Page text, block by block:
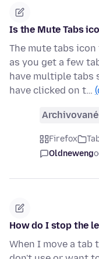
Is the Mute Tabs
The mute tabs
as you get a few
have multiple tabs
have clicked on t…
Archivované
Firefox
Oldneweng
How do I stop the
When I move a